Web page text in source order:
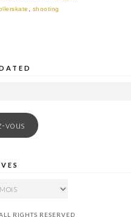
, shooting
vous
RIGHTS RESERVED